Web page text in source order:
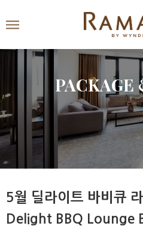
PACKAGE
5월 딜라이트 바비큐
Delight BBQ Lounge